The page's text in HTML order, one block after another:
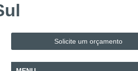
Alarme de Incêndio BOSCH Paraná
Sistema de Automação
Instalação e Manutenção de Cancela
Solicite um orçamento